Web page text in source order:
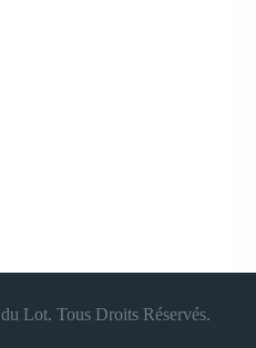
Lot. Tous Droits Réservés.